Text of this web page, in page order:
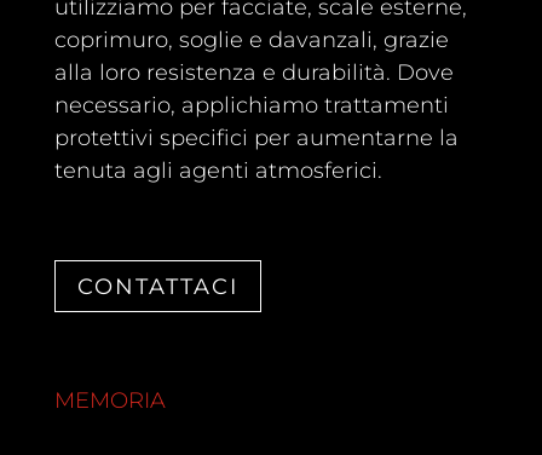
utilizziamo per facciate, scale esterne,
coprimuro, soglie e davanzali, grazie
alla loro resistenza e durabilità. Dove
necessario, applichiamo trattamenti
protettivi specifici per aumentarne la
tenuta agli agenti atmosferici.
CONTATTACI
MEMORIA